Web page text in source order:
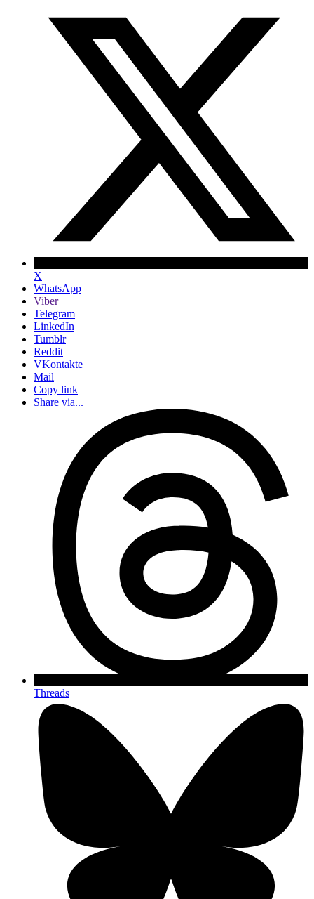
X
WhatsApp
Viber
Telegram
LinkedIn
Tumblr
Reddit
VKontakte
Mail
Copy link
Share via...
Threads